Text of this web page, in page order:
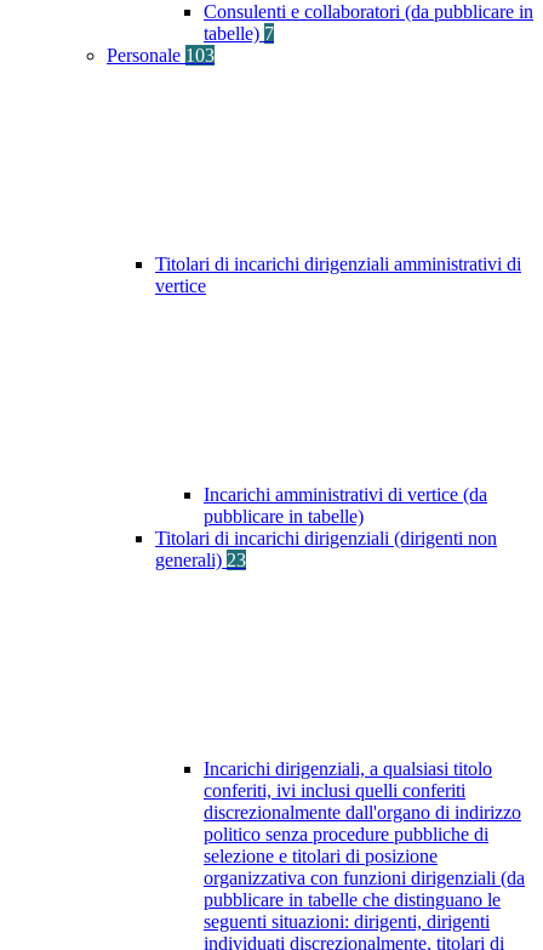
Consulenti e collaboratori (da pubblicare in
tabelle) 7
Personale 103
Titolari di incarichi dirigenziali amministrativi di
vertice
Incarichi amministrativi di vertice (da
pubblicare in tabelle)
Titolari di incarichi dirigenziali (dirigenti non
generali) 23
Incarichi dirigenziali, a qualsiasi titolo
conferiti, ivi inclusi quelli conferiti
discrezionalmente dall'organo di indirizzo
politico senza procedure pubbliche di
selezione e titolari di posizione
organizzativa con funzioni dirigenziali (da
pubblicare in tabelle che distinguano le
seguenti situazioni: dirigenti, dirigenti
individuati discrezionalmente, titolari di